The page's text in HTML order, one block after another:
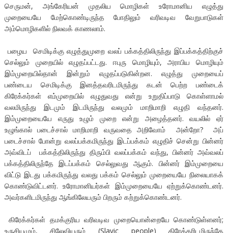
செருமன், அங்கேரியன் முதலிய மொழிகள் உரோமானிய எழுத்து
முறையையே மேற்கொண்டிருந்த போதிலும் வரிவடிவ வேறுபாடுகள்
அம்மொழிகளில் நிலவக் காணலாம்.
பழைய செமிடிக்கு எழுத்துமுறை வலப் பக்கத்திலிருந்து இப்பக்கத்திற்குச்
செல்லும் முறையில் எழுதப்பட்டது. ஈபுரு மொழியும், அராபிய மொழியும்
இம்முறையில்தான் இன்றும் எழுதப்படுகின்றன. எழுத்து முறையைப்
பண்டைய செமிடிக்கு இனத்தவரிடமிருந்து கடன் பெற்ற பண்டைக்
கிரேக்கர்கள் எம்முறையில் எழுதுவது என்று உறுதிப்பாடு கொள்ளாமல்
வலமிருந்து இடமும் இடமிருந்து வலமும் மாறிமாறி எழுதி வந்தனர்.
இம்முறையையே எருது உழும் முறை என்று அழைத்தனர். வயலில் ஏர்
உழுங்கால் படைச்சால் மாறிமாறி வருவதை அறிவோம் அன்றோ? அப்
படைச்சால் போன்று வலப்பக்கமிருந்து இடப்பக்கம் எழுதிச் சென்று பின்னர்
அவ்விடப் பக்கத்திலிருந்து திரும்பி வலப்பக்கம் வந்து, பின்னர் அவ்வலப்
பக்கத்திலிருந்தே இடப்பக்கம் செல்லுவது ஆகும். பின்னர் இம்முறையை
விட்டு இடது பக்கமிருந்து வலது பக்கம் செல்லும் முறையையே நிலையாகக்
கொண்டுவிட்டனர். உரோமானியர்கள் இம்முறையையே ஏற்றுக்கொண்டனர்.
அவர்களிடமிருந்து ஆங்கிலேயரும் பிறரும் கற்றுக்கொண்டனர்.
கிரேக்கர்கள் தமக்குரிய வரிவடிவ முறையொன்றையே கொண்டுள்ளனர்;
உருசியமும், சிலேவியரும் (Slavic people) கிரேக்கரிடமிருந்தே